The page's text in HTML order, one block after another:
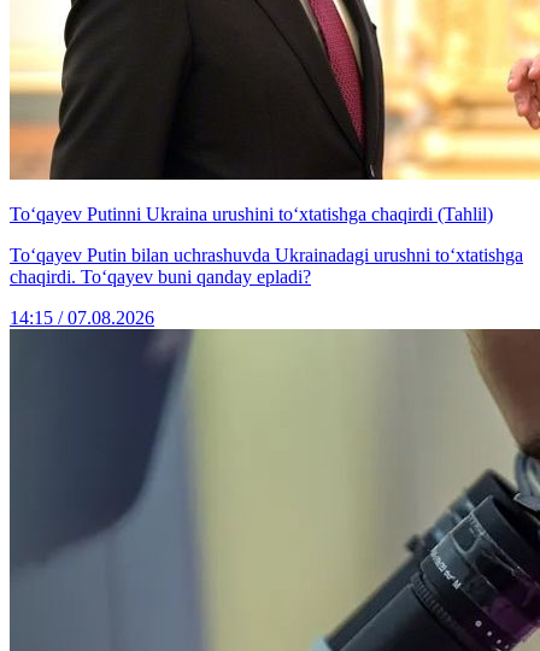
To‘qayev Putinni Ukraina urushini to‘xtatishga chaqirdi (Tahlil)
To‘qayev Putin bilan uchrashuvda Ukrainadagi urushni to‘xtatishga
chaqirdi. To‘qayev buni qanday epladi?
14:15 / 07.08.2026